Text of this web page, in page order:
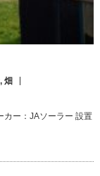
, 畑
カー：JAソーラー 設置